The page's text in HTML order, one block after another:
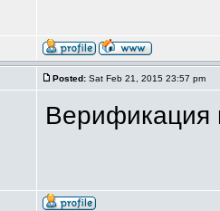
Posted: Sat Feb 21, 2015 23:57 pm
Верификация